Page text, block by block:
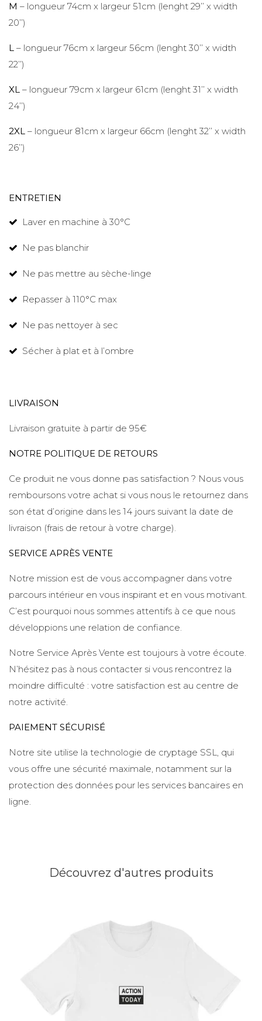
M – longueur 74cm x largeur 51cm (lenght 29’’ x width
20’’)
L – longueur 76cm x largeur 56cm (lenght 30’’ x width
22’’)
XL – longueur 79cm x largeur 61cm (lenght 31’’ x width
24’’)
2XL – longueur 81cm x largeur 66cm (lenght 32’’ x width
26’’)
ENTRETIEN
Laver en machine à 30°C
Ne pas blanchir
Ne pas mettre au sèche-linge
Repasser à 110°C max
Ne pas nettoyer à sec
Sécher à plat et à l’ombre
LIVRAISON
Livraison gratuite à partir de 95€
NOTRE POLITIQUE DE RETOURS
Ce produit ne vous donne pas satisfaction ? Nous vous
remboursons votre achat si vous nous le retournez dans
son état d’origine dans les 14 jours suivant la date de
livraison (frais de retour à votre charge).
SERVICE APRÈS VENTE
Notre mission est de vous accompagner dans votre
parcours intérieur en vous inspirant et en vous motivant.
C’est pourquoi nous sommes attentifs à ce que nous
développions une relation de confiance.
Notre Service Après Vente est toujours à votre écoute.
N’hésitez pas à nous contacter si vous rencontrez la
moindre difficulté : votre satisfaction est au centre de
notre activité.
PAIEMENT SÉCURISÉ
Notre site utilise la technologie de cryptage SSL, qui
vous offre une sécurité maximale, notamment sur la
protection des données pour les services bancaires en
ligne.
Découvrez d'autres produits